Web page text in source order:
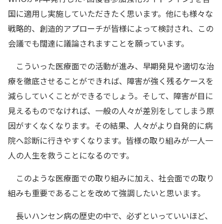
国に適用し実施していただきたく思います。他にも様々な
戦略的、創造的アプローチが皆様によって検討され、この
会議でも闊達に議論されますことを願っています。
こういった医療面での活動が進み、早期発見や適切な治
療を徹底させることができれば、障害が強く残るケースを
減らしていくことができるでしょう。そして、障害が目に
見えるものでなければ、一般の人々が差別をしてしまう原
因がすくなくなります。その結果、人々がより自発的に病
院へ診断に行きやすくなります。皆様の取り組みが一人一
人の人生を救うことになるのです。
このような医療面での取り組みに加え、社会面での取り
組みも重要であることを改めて強調したいと思います。
長いハンセン病の歴史の中で、必ずといっていいほど、